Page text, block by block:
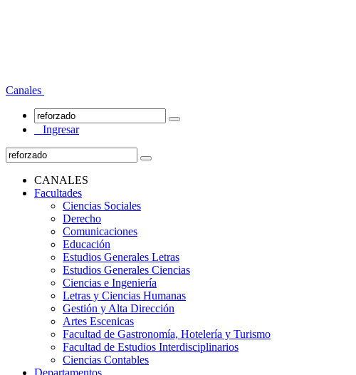
Canales
Ingresar
CANALES
Facultades
Ciencias Sociales
Derecho
Comunicaciones
Educación
Estudios Generales Letras
Estudios Generales Ciencias
Ciencias e Ingeniería
Letras y Ciencias Humanas
Gestión y Alta Dirección
Artes Escenicas
Facultad de Gastronomía, Hotelería y Turismo
Facultad de Estudios Interdisciplinarios
Ciencias Contables
Departamentos